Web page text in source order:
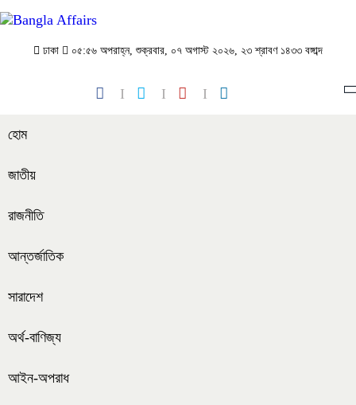
ঢাকা ০৫:৫৬ অপরাহ্ন, শুক্রবার, ০৭ অগাস্ট ২০২৬, ২৩ শ্রাবণ ১৪৩৩ বঙ্গাব্দ
হোম
জাতীয়
রাজনীতি
আন্তর্জাতিক
সারাদেশ
অর্থ-বাণিজ্য
আইন-অপরাধ